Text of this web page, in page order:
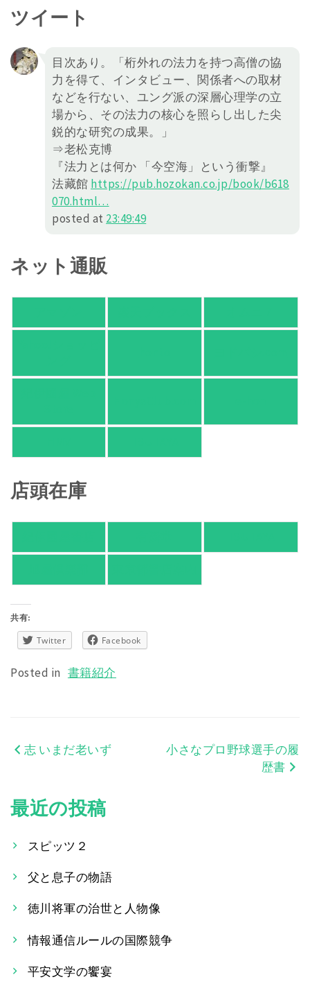
ツイート
目次あり。「桁外れの法力を持つ高僧の協
力を得て、インタビュー、関係者への取材
などを行ない、ユング派の深層心理学の立
場から、その法力の核心を照らし出した尖
鋭的な研究の成果。」
⇒老松克博
『法力とは何か 「今空海」という衝撃』
法藏館 https://pub.hozokan.co.jp/book/b618
070.html…
posted at 23:49:49
ネット通販
店頭在庫
共有:
Twitter Facebook
Posted in 書籍紹介
投
ナ
ビ
シ
ョ
ン
志 いまだ老いず
小さなプロ野球選手の履
歴書
最近の投稿
スピッツ２
父と息子の物語
徳川将軍の治世と人物像
情報通信ルールの国際競争
平安文学の饗宴